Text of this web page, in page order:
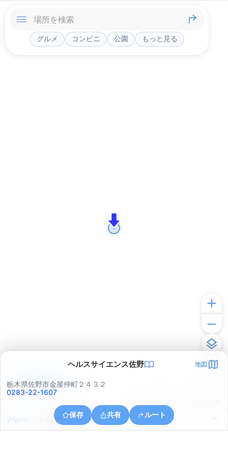
グルメ コンビニ 公園 もっと見る
ヘルスサイエンス佐野 地図
栃木県佐野市金屋仲町２４３２
0283-22-1607
保存 共有 ルート
群馬県館林市大島町
アプリで見る